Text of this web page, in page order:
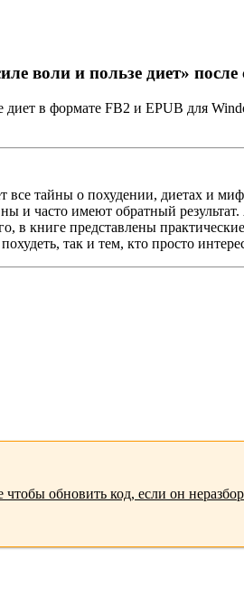
воли и пользе диет» после
в формате FB2 и EPUB для
все тайны о похудении, диетах и
часто имеют обратный
книге представлены
так и тем, кто просто